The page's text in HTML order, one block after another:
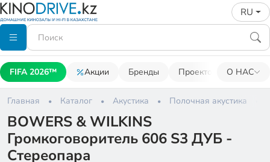
RU
FIFA 2026™ Акции Бренды Проекторы О НАС
Главная Каталог Акустика Полочная акустика
BOWERS & WILKINS
Громкоговоритель 606 S3 ДУБ -
Стереопара